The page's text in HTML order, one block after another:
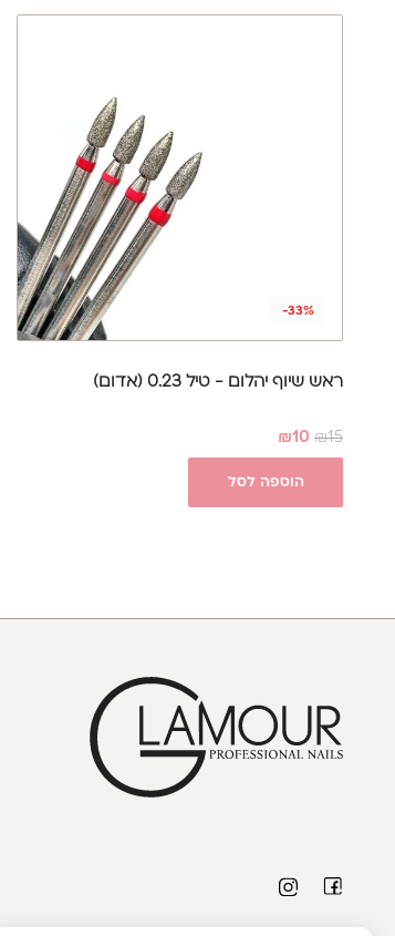
-33%
ראש שיוף יהלום - טיל 0.23 (אדום)
₪15
₪10
הוספה לסל